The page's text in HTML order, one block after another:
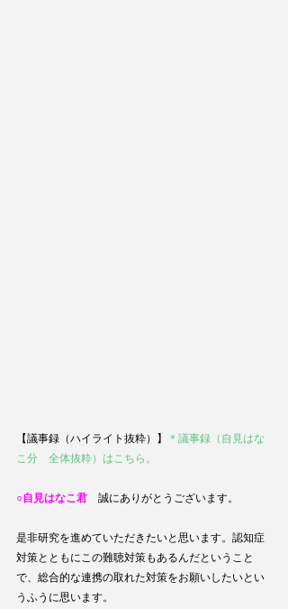
【議事録（ハイライト抜粋）】
＊議事録（自見はな
こ分　全体抜粋）はこちら。
○自見はなこ君 誠にありがとうございます。
是非研究を進めていただきたいと思います。認知症
対策とともにこの難聴対策もあるんだということ
で、総合的な連携の取れた対策をお願いしたいとい
うふうに思います。